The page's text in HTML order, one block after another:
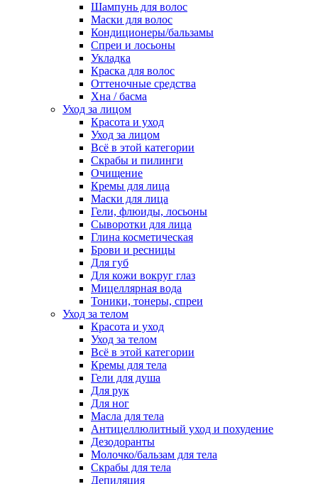
Шампунь для волос
Маски для волос
Кондиционеры/бальзамы
Спреи и лосьоны
Укладка
Краска для волос
Оттеночные средства
Хна / басма
Уход за лицом
Красота и уход
Уход за лицом
Всё в этой категории
Скрабы и пилинги
Очищение
Кремы для лица
Маски для лица
Гели, флюиды, лосьоны
Сыворотки для лица
Глина косметическая
Брови и ресницы
Для губ
Для кожи вокруг глаз
Мицеллярная вода
Тоники, тонеры, спреи
Уход за телом
Красота и уход
Уход за телом
Всё в этой категории
Кремы для тела
Гели для душа
Для рук
Для ног
Масла для тела
Антицеллюлитный уход и похудение
Дезодоранты
Молочко/бальзам для тела
Скрабы для тела
Депиляция